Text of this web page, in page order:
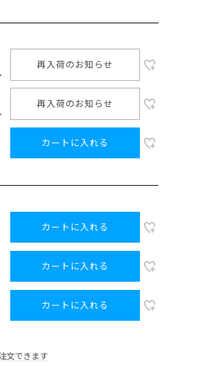
再入荷のお知らせ
再入荷のお知らせ
カートに入れる
カートに入れる
カートに入れる
カートに入れる
文できます